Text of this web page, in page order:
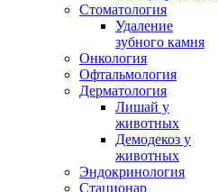
Стоматология
Удаление
зубного камня
Онкология
Офтальмология
Дерматология
Лишай у
животных
Демодекоз у
животных
Эндокринология
Стационар